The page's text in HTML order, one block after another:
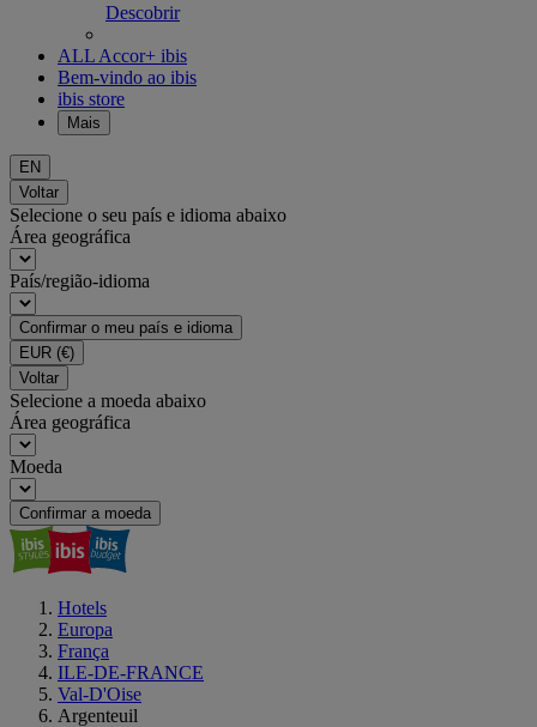
Descobrir
ALL Accor+ ibis
Bem-vindo ao ibis
ibis store
Mais
EN
Voltar
Selecione o seu país e idioma abaixo
Área geográfica
País/região-idioma
Confirmar o meu país e idioma
EUR (€)
Voltar
Selecione a moeda abaixo
Área geográfica
Moeda
Confirmar a moeda
Hotels
Europa
França
ILE-DE-FRANCE
Val-D'Oise
Argenteuil